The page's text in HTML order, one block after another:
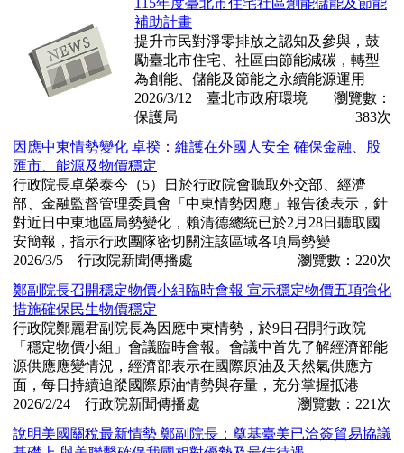
115年度臺北市住宅社區創能儲能及節能
補助計畫
提升市民對淨零排放之認知及參與，鼓
勵臺北市住宅、社區由節能減碳，轉型
為創能、儲能及節能之永續能源運用
2026/3/12 臺北市政府環境
保護局
瀏覽數：
383次
因應中東情勢變化 卓揆：維護在外國人安全 確保金融、股
匯市、能源及物價穩定
行政院長卓榮泰今（5）日於行政院會聽取外交部、經濟
部、金融監督管理委員會「中東情勢因應」報告後表示，針
對近日中東地區局勢變化，賴清德總統已於2月28日聽取國
安簡報，指示行政團隊密切關注該區域各項局勢變
2026/3/5 行政院新聞傳播處
瀏覽數：220次
鄭副院長召開穩定物價小組臨時會報 宣示穩定物價五項強化
措施確保民生物價穩定
行政院鄭麗君副院長為因應中東情勢，於9日召開行政院
「穩定物價小組」會議臨時會報。會議中首先了解經濟部能
源供應應變情況，經濟部表示在國際原油及天然氣供應方
面，每日持續追蹤國際原油情勢與存量，充分掌握抵港
2026/2/24 行政院新聞傳播處
瀏覽數：221次
說明美國關稅最新情勢 鄭副院長：奠基臺美已洽簽貿易協議